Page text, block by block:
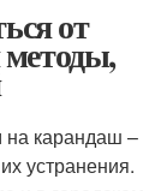
от
методы,
на карандаш –
устранения.